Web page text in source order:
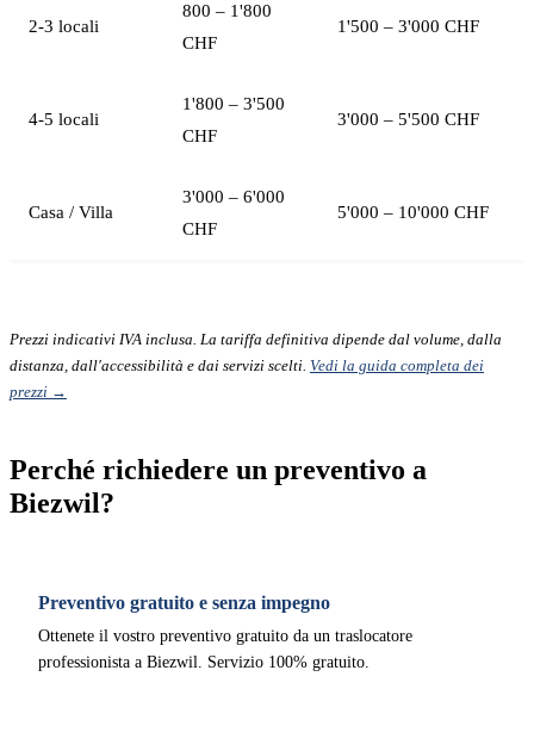
2-3 locali
800 – 1'800
CHF
1'500 – 3'000 CHF
4-5 locali
1'800 – 3'500
CHF
3'000 – 5'500 CHF
Casa / Villa
3'000 – 6'000
CHF
5'000 – 10'000 CHF
Prezzi indicativi IVA inclusa. La tariffa definitiva dipende dal volume, dalla
distanza, dall'accessibilità e dai servizi scelti. Vedi la guida completa dei
prezzi →
Perché richiedere un preventivo a
Biezwil?
Preventivo gratuito e senza impegno
Ottenete il vostro preventivo gratuito da un traslocatore
professionista a Biezwil. Servizio 100% gratuito.